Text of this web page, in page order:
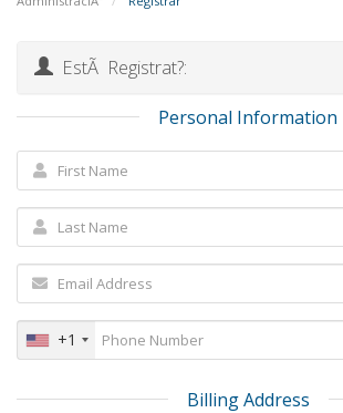
EstÃ Registrat?:
Personal Information
+1
Billing Address